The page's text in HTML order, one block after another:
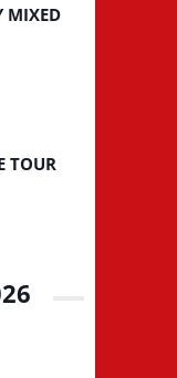
MIXED
TOUR